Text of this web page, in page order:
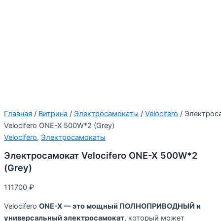
Главная / Витрина / Электросамокаты / Velocifero /
Velocifero ONE-X 500W*2 (Grey)
Velocifero, Электросамокаты
Электросамокат Velocifero ONE-X 500W*2
(Grey)
111700 ₽
Velocifero ONE-X — это мощный ПОЛНОПРИВОДНЫЙ и
универсальный электросамокат, который может